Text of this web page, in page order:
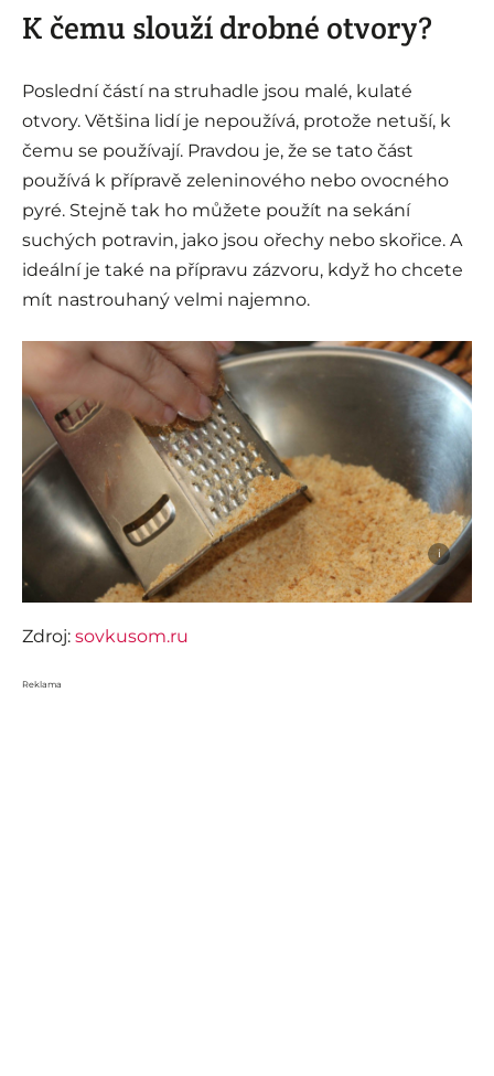
K čemu slouží drobné otvory?
Poslední částí na struhadle jsou malé, kulaté
otvory. Většina lidí je nepoužívá, protože netuší, k
čemu se používají. Pravdou je, že se tato část
používá k přípravě zeleninového nebo ovocného
pyré. Stejně tak ho můžete použít na sekání
suchých potravin, jako jsou ořechy nebo skořice. A
ideální je také na přípravu zázvoru, když ho chcete
mít nastrouhaný velmi najemno.
i
Zdroj: sovkusom.ru
Reklama